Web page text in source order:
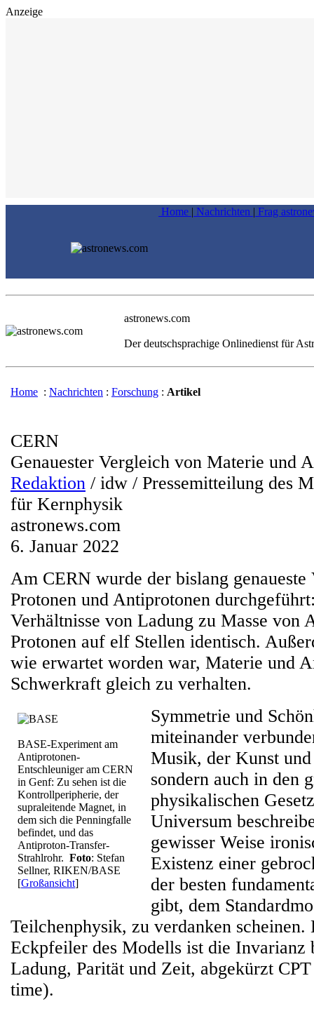
Anzeige
Home | Nachrichten | Frag
astronews.com
Der deutschsprachige Onlinedienst für
Home : Nachrichten : Forschung : Artikel
CERN
Genauester Vergleich von Materie und
Redaktion / idw / Pressemitteilung des
für Kernphysik
astronews.com
6. Januar 2022
Am CERN wurde der bislang
Protonen und Antiprotonen
Verhältnisse von Ladung zu Masse von
Protonen auf elf Stellen identisch.
wie erwartet worden war, Materie und
Schwerkraft gleich zu verhalten.
BASE-Experiment am
Antiprotonen-
Entschleuniger am CERN
in Genf: Zu sehen ist die
Kontrollperipherie, der
supraleitende Magnet, in
dem sich die Penningfalle
befindet, und das
Antiproton-Transfer-
Strahlrohr. Foto: Stefan
Sellner, RIKEN/BASE
[Großansicht]
Symmetrie und
miteinander
Musik, der Kunst
sondern auch in den
physikalischen
Universum
gewisser Weise
Existenz einer
der besten
gibt, dem
Teilchenphysik, zu verdanken scheinen.
Eckpfeiler des Modells ist die Invarianz
Ladung, Parität und Zeit, abgekürzt
time).